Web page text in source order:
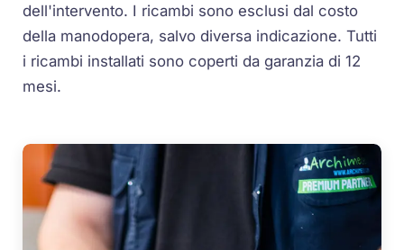
dell'intervento. I ricambi sono esclusi dal costo
della manodopera, salvo diversa indicazione. Tutti
i ricambi installati sono coperti da garanzia di 12
mesi.